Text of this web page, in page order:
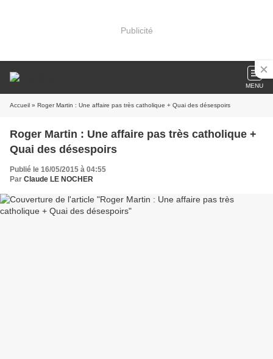
Publicité
MENU
Accueil » Roger Martin : Une affaire pas très catholique + Quai des désespoirs
Roger Martin : Une affaire pas très catholique +
Quai des désespoirs
Publié le 16/05/2015 à 04:55
Par Claude LE NOCHER